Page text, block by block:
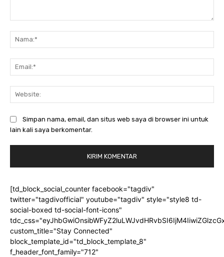
Simpan nama, email, dan situs web saya di browser ini untuk
lain kali saya berkomentar.
[td_block_social_counter facebook="tagdiv"
twitter="tagdivofficial" youtube="tagdiv" style="style8 td-
social-boxed td-social-font-icons"
custom_title="Stay Connected"
block_template_id="td_block_template_8"
f_header_font_family="712"